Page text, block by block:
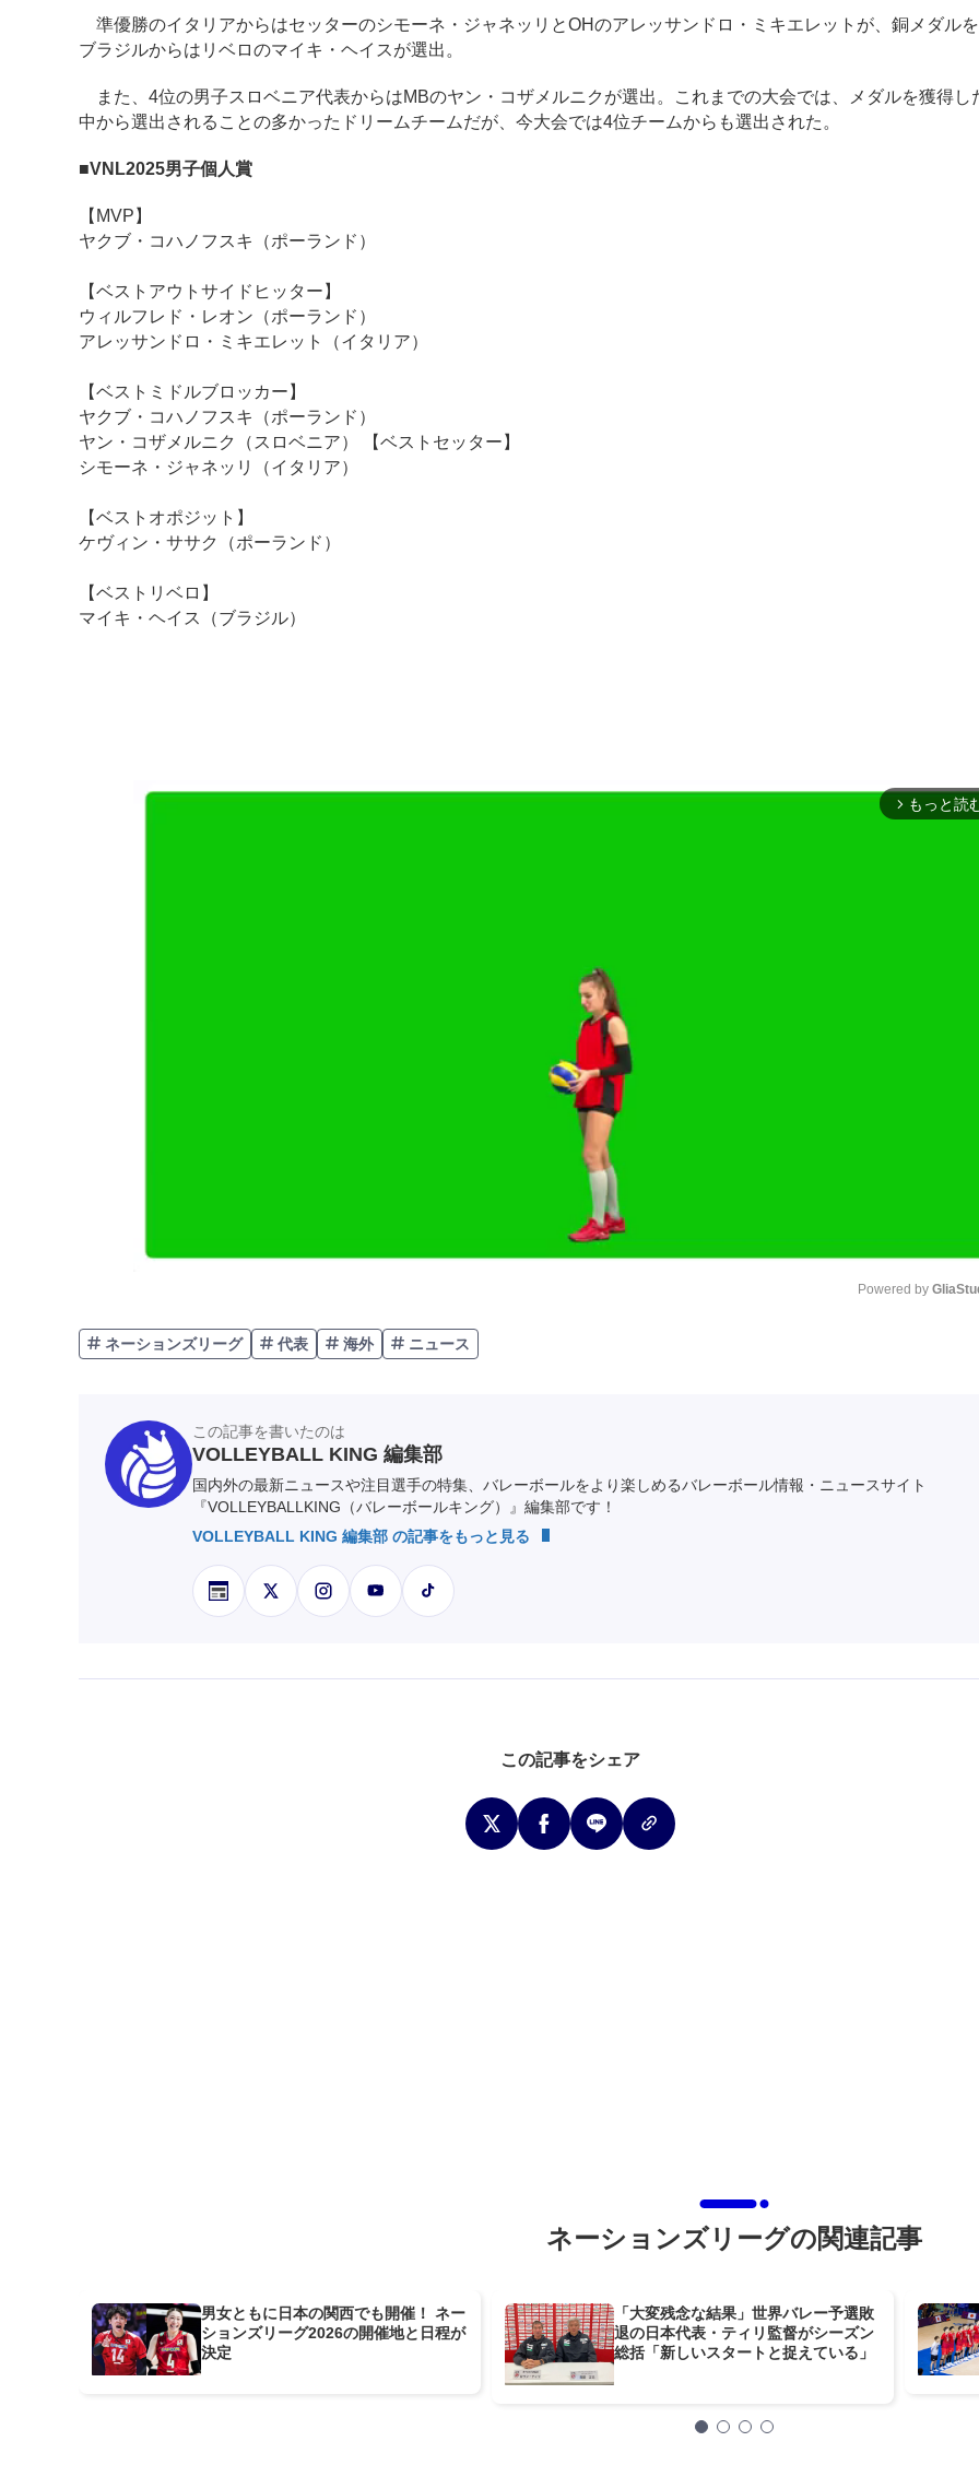
準優勝のイタリアからはセッターのシモーネ・ジャネッリとOHのアレッサンドロ・ミキエレットが、銅メダル
ブラジルからはリベロのマイキ・ヘイスが選出。
また、4位の男子スロベニア代表からはMBのヤン・コザメルニクが選出。これまでの大会では、メダルを獲得し
中から選出されることの多かったドリームチームだが、今大会では4位チームからも選出された。
■VNL2025男子個人賞
【MVP】
ヤクブ・コハノフスキ（ポーランド）
【ベストアウトサイドヒッター】
ウィルフレド・レオン（ポーランド）
アレッサンドロ・ミキエレット（イタリア）
【ベストミドルブロッカー】
ヤクブ・コハノフスキ（ポーランド）
ヤン・コザメルニク（スロベニア） 【ベストセッター】
シモーネ・ジャネッリ（イタリア）
【ベストオポジット】
ケヴィン・ササク（ポーランド）
【ベストリベロ】
マイキ・ヘイス（ブラジル）
arrow_forward_ios もっと読
Powered by
ネーションズリーグ 代表 海外 ニュース
この記事を書いたのは
VOLLEYBALL KING 編集部
国内外の最新ニュースや注目選手の特集、バレーボールをより楽しめるバレーボール情報・ニュースサイト
『VOLLEYBALLKING（バレーボールキング）』編集部です！
VOLLEYBALL KING 編集部 の記事をもっと見る
この記事をシェア
ネーションズリーグの関連記事
男女ともに日本の関西でも開催！ ネー
ションズリーグ2026の開催地と日程が
決定
「大変残念な結果」世界バレー予選敗
退の日本代表・ティリ監督がシーズン
総括「新しいスタートと捉えている」